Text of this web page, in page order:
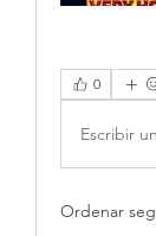
0
Escribir
Ordenar